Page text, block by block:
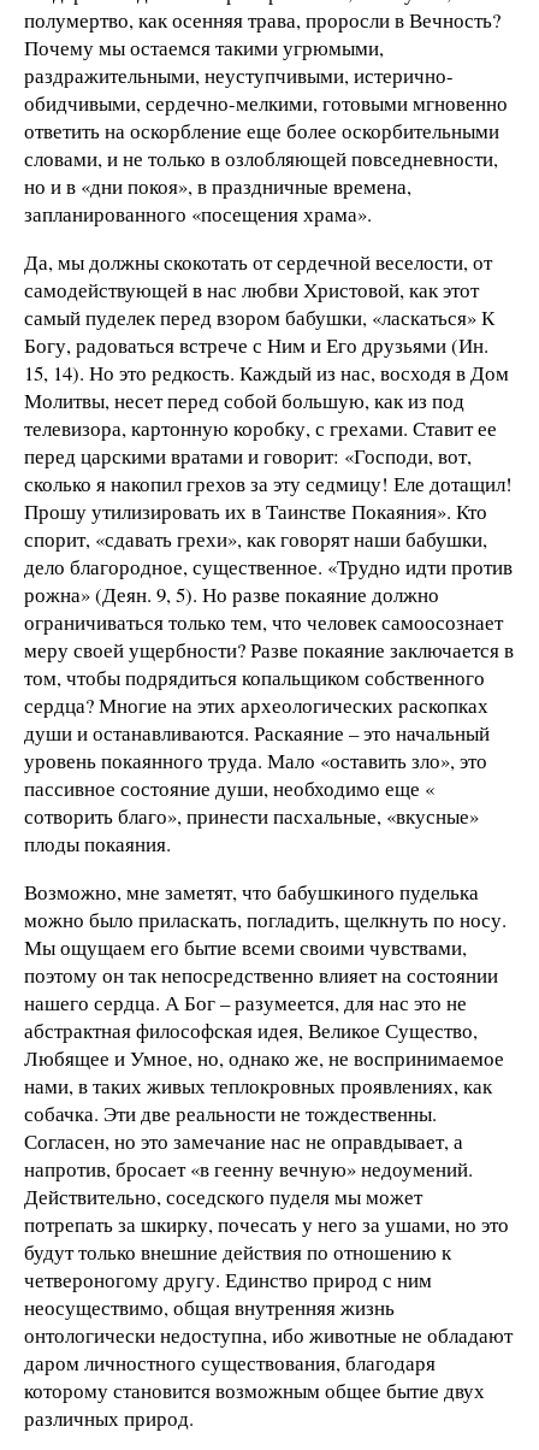
полумертво, как осенняя трава, проросли в Вечность?
Почему мы остаемся такими угрюмыми,
раздражительными, неуступчивыми, истерично-
обидчивыми, сердечно-мелкими, готовыми мгновенно
ответить на оскорбление еще более оскорбительными
словами, и не только в озлобляющей повседневности,
но и в «дни покоя», в праздничные времена,
запланированного «посещения храма».
Да, мы должны скокотать от сердечной веселости, от
самодействующей в нас любви Христовой, как этот
самый пуделек перед взором бабушки, «ласкаться» К
Богу, радоваться встрече с Ним и Его друзьями (Ин.
15, 14). Но это редкость. Каждый из нас, восходя в Дом
Молитвы, несет перед собой большую, как из под
телевизора, картонную коробку, с грехами. Ставит ее
перед царскими вратами и говорит: «Господи, вот,
сколько я накопил грехов за эту седмицу! Еле дотащил!
Прошу утилизировать их в Таинстве Покаяния». Кто
спорит, «сдавать грехи», как говорят наши бабушки,
дело благородное, существенное. «Трудно идти против
рожна» (Деян. 9, 5). Но разве покаяние должно
ограничиваться только тем, что человек самоосознает
меру своей ущербности? Разве покаяние заключается в
том, чтобы подрядиться копальщиком собственного
сердца? Многие на этих археологических раскопках
души и останавливаются. Раскаяние – это начальный
уровень покаянного труда. Мало «оставить зло», это
пассивное состояние души, необходимо еще «
сотворить благо», принести пасхальные, «вкусные»
плоды покаяния.
Возможно, мне заметят, что бабушкиного пуделька
можно было приласкать, погладить, щелкнуть по носу.
Мы ощущаем его бытие всеми своими чувствами,
поэтому он так непосредственно влияет на состоянии
нашего сердца. А Бог – разумеется, для нас это не
абстрактная философская идея, Великое Существо,
Любящее и Умное, но, однако же, не воспринимаемое
нами, в таких живых теплокровных проявлениях, как
собачка. Эти две реальности не тождественны.
Согласен, но это замечание нас не оправдывает, а
напротив, бросает «в геенну вечную» недоумений.
Действительно, соседского пуделя мы может
потрепать за шкирку, почесать у него за ушами, но это
будут только внешние действия по отношению к
четвероногому другу. Единство природ с ним
неосуществимо, общая внутренняя жизнь
онтологически недоступна, ибо животные не обладают
даром личностного существования, благодаря
которому становится возможным общее бытие двух
различных природ.